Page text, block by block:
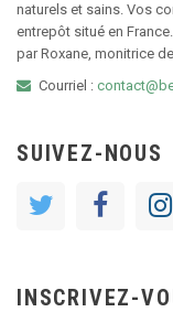
naturels et sains. Vos
entrepôt situé en
par Roxane, monitrice
Courriel :
SUIVEZ-NOUS
INSCRIVEZ-